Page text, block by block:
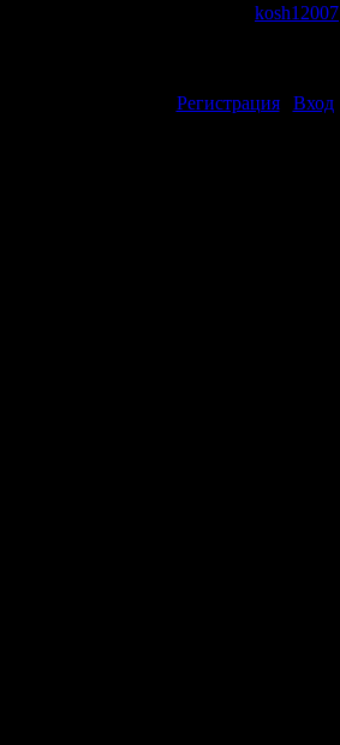
kosh12007
Регистрация| Вход]